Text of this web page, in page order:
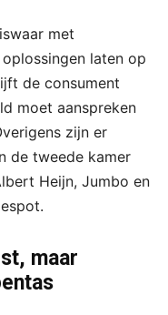
met
laten op
de consument
moet aanspreken
zijn er
de tweede kamer
Heijn, Jumbo en
maar